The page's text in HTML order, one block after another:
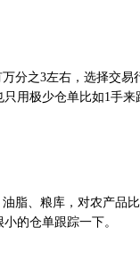
分之3左右，选择交易
用极少仓单比如1手
脂、粮库，对农产品
的仓单跟踪一下。